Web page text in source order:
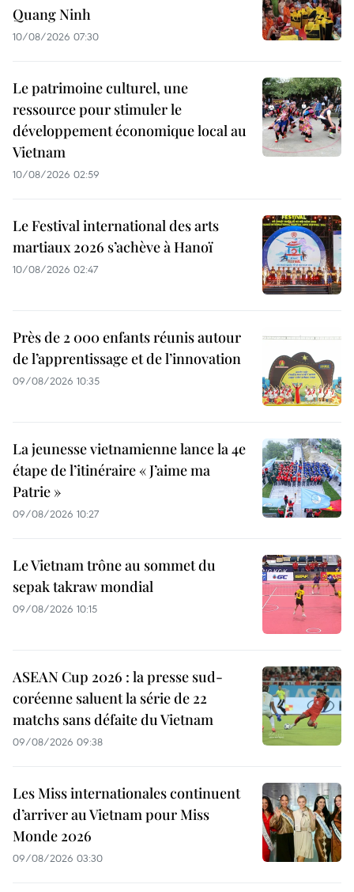
Quang Ninh
10/08/2026 07:30
Le patrimoine culturel, une
ressource pour stimuler le
développement économique local au
Vietnam
10/08/2026 02:59
Le Festival international des arts
martiaux 2026 s’achève à Hanoï
10/08/2026 02:47
Près de 2 000 enfants réunis autour
de l’apprentissage et de l’innovation
09/08/2026 10:35
La jeunesse vietnamienne lance la 4e
étape de l’itinéraire « J’aime ma
Patrie »
09/08/2026 10:27
Le Vietnam trône au sommet du
sepak takraw mondial
09/08/2026 10:15
ASEAN Cup 2026 : la presse sud-
coréenne saluent la série de 22
matchs sans défaite du Vietnam
09/08/2026 09:38
Les Miss internationales continuent
d’arriver au Vietnam pour Miss
Monde 2026
09/08/2026 03:30